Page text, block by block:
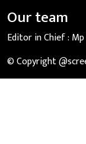
Our team
Editor in Chief :
© Copyright